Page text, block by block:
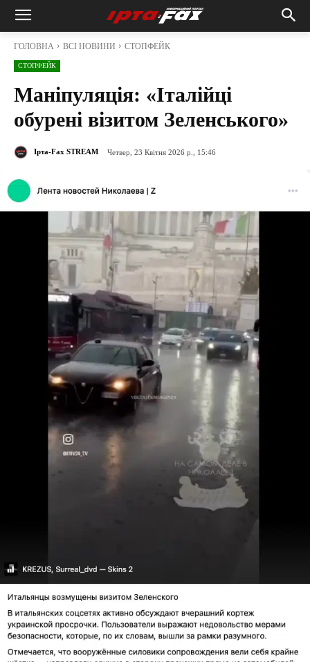
ГОЛОВНА ВСІ НОВИНИ СТОПФЕЙК
СТОПФЕЙК
Маніпуляція: «Італійці
обурені візитом Зеленського»
Ірта-Fax STREAM Четвер, 23 Квітня 2026 р., 15:46